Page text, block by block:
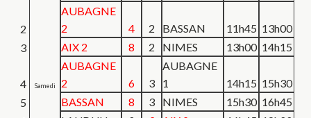
Samedi
2
AUBAGNE
2
4 2 BASSAN 11h45 13h00
3
AIX 2 8 2 NIMES 13h00 14h15
4
AUBAGNE
2
6 3
AUBAGNE
1
14h15 15h30
5
BASSAN 8 3 NIMES 15h30 16h45